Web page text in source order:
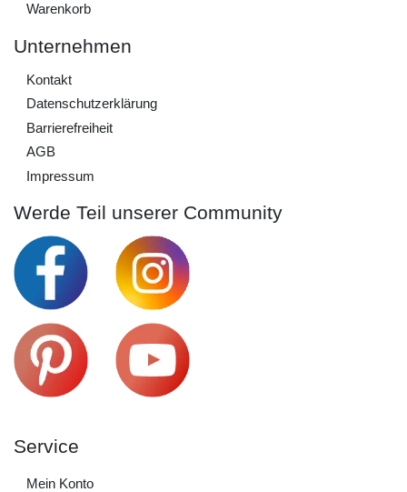
Warenkorb
Unternehmen
Kontakt
Daten­schutz­erklärung
Barrierefreiheit
AGB
Impressum
Werde Teil unserer Community
Service
Mein Konto